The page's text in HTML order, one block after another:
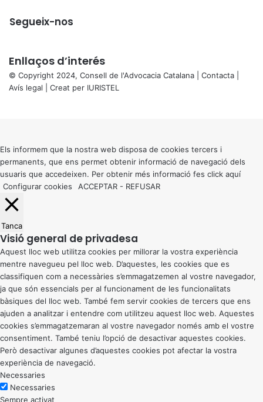
Segueix-nos
Enllaços d’interés
© Copyright 2024, Consell de l'Advocacia Catalana | Contacta
Avís legal | Creat per IURISTEL
button
Els informem que la nostra web disposa de cookies tercers i
permanents, que ens permet obtenir informació de navegació dels
usuaris que accedeixen. Per obtenir més informació fes click aquí
Configurar cookies
ACCEPTAR - REFUSAR
Tanca
Visió general de privadesa
Aquest lloc web utilitza cookies per millorar la vostra experiència
mentre navegueu pel lloc web. D’aquestes, les cookies que es
classifiquen com a necessàries s’emmagatzemen al vostre navegador,
ja que són essencials per al funcionament de les funcionalitats
bàsiques del lloc web. També fem servir cookies de tercers que ens
ajuden a analitzar i entendre com utilitzeu aquest lloc web. Aquestes
cookies s’emmagatzemaran al vostre navegador només amb el vostre
consentiment. També teniu l’opció de desactivar aquestes cookies.
Però desactivar algunes d’aquestes cookies pot afectar la vostra
experiència de navegació.
Necessaries
Necessaries
Sempre activat